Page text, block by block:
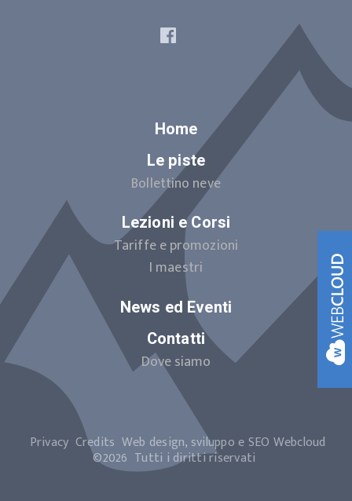
Home
Le piste
Bollettino neve
Lezioni e Corsi
Tariffe e promozioni
I maestri
News ed Eventi
Contatti
Dove siamo
Privacy Credits Web design, sviluppo e SEO Webcloud
©2026 Tutti i diritti riservati